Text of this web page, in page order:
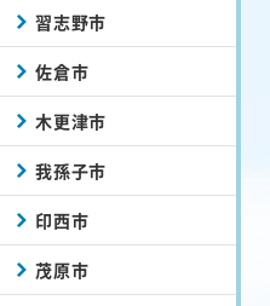
習志野市
佐倉市
木更津市
我孫子市
印西市
茂原市